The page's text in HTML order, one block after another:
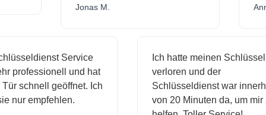
Jonas M.
Service
und hat
schnell geöffnet. Ich
empfehlen.
Ich hatte meinen Schlüssel
verloren und der
Schlüsseldienst war innerhalb
von 20 Minuten da, um mir zu